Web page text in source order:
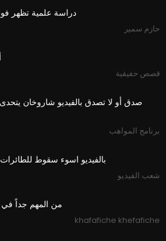
دراسة علمية تظهر
حازم سمير
قصص حقيقية
صدق أو لا تصدق بالفيديو شاروخان
برنامج المواهب
بالفيديو اسوء سقوط
شعب الفيديو
من المهم جداً
khafafiche khefafiche